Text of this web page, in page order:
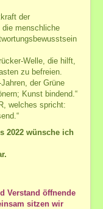
der
die menschliche
Welle, die hilft,
zu befreien.
der Grüne
Kunst bindend.“
welches spricht:
2022 wünsche ich
Verstand öffnende
sitzen wir